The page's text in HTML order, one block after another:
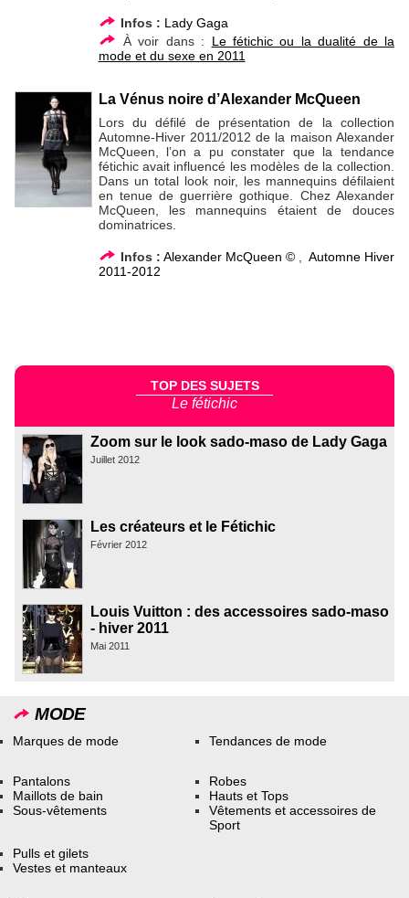
Infos : Lady Gaga
À voir dans : Le fétichic ou la dualité de la
mode et du sexe en 2011
La Vénus noire d’Alexander McQueen
Lors du défilé de présentation de la collection
Automne-Hiver 2011/2012 de la maison Alexander
McQueen, l’on a pu constater que la tendance
fétichic avait influencé les modèles de la collection.
Dans un total look noir, les mannequins défilaient
en tenue de guerrière gothique. Chez Alexander
McQueen, les mannequins étaient de douces
dominatrices.
Infos : Alexander McQueen ©, Automne Hiver
2011-2012
TOP DES SUJETS
Le fétichic
Zoom sur le look sado-maso de Lady Gaga
Juillet 2012
Les créateurs et le Fétichic
Février 2012
Louis Vuitton : des accessoires sado-maso
- hiver 2011
Mai 2011
MODE
Marques de mode Tendances de mode
Pantalons
Maillots de bain
Sous-vêtements
Robes
Hauts et Tops
Vêtements et accessoires de
Sport
Pulls et gilets
Vestes et manteaux